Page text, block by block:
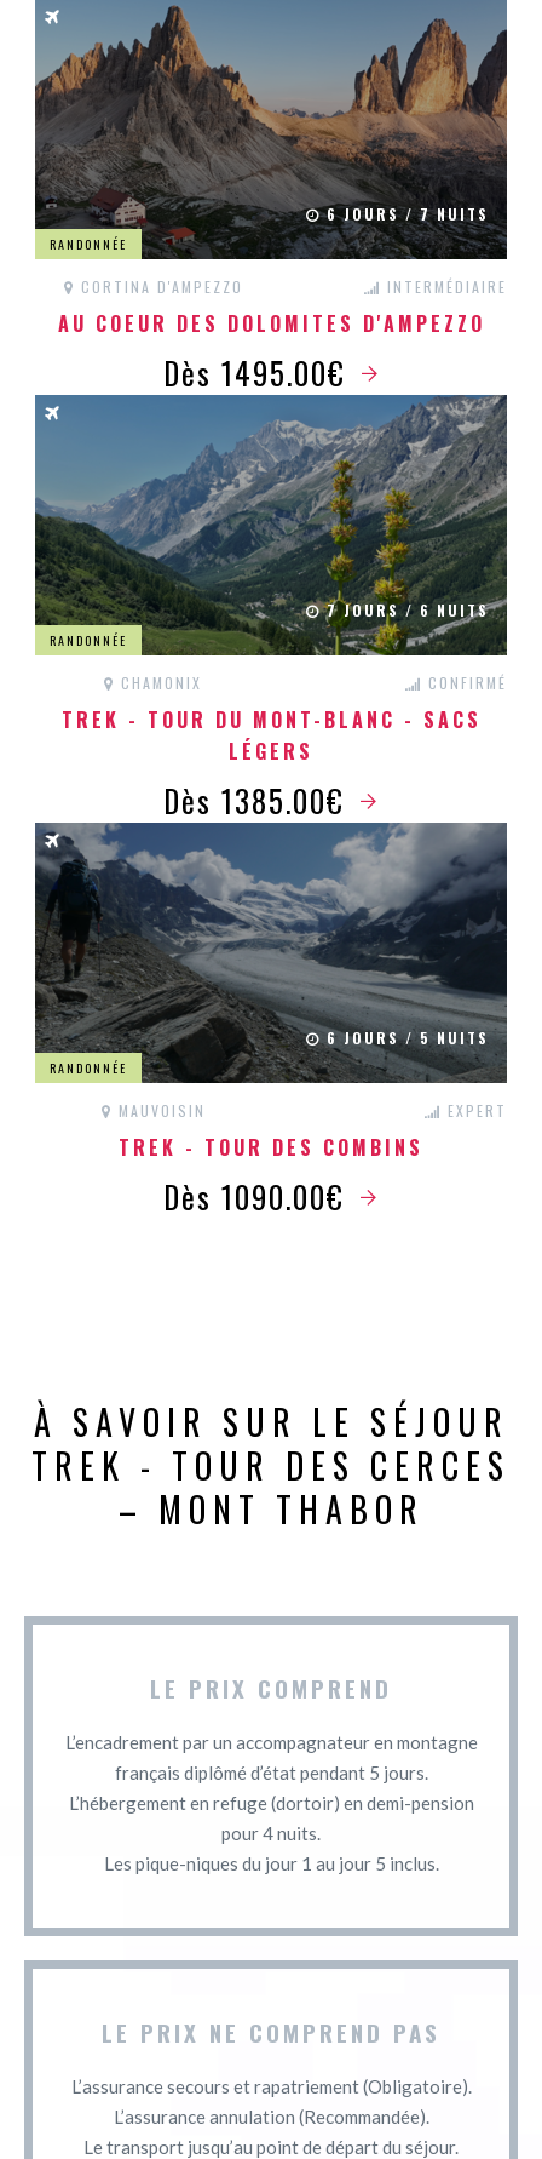
6 JOURS / 7 NUITS
RANDONNÉE
CORTINA D'AMPEZZO INTERMÉDIAIRE
AU COEUR DES DOLOMITES D'AMPEZZO
Dès 1495.00€
7 JOURS / 6 NUITS
RANDONNÉE
CHAMONIX CONFIRMÉ
TREK - TOUR DU MONT-BLANC - SACS
LÉGERS
Dès 1385.00€
6 JOURS / 5 NUITS
RANDONNÉE
MAUVOISIN EXPERT
TREK - TOUR DES COMBINS
Dès 1090.00€
À SAVOIR SUR LE SÉJOUR
TREK - TOUR DES CERCES
– MONT THABOR
LE PRIX COMPREND
L’encadrement par un accompagnateur en montagne
français diplômé d’état pendant 5 jours.
L’hébergement en refuge (dortoir) en demi-pension
pour 4 nuits.
Les pique-niques du jour 1 au jour 5 inclus.
LE PRIX NE COMPREND PAS
L’assurance secours et rapatriement (Obligatoire).
L’assurance annulation (Recommandée).
Le transport jusqu’au point de départ du séjour.